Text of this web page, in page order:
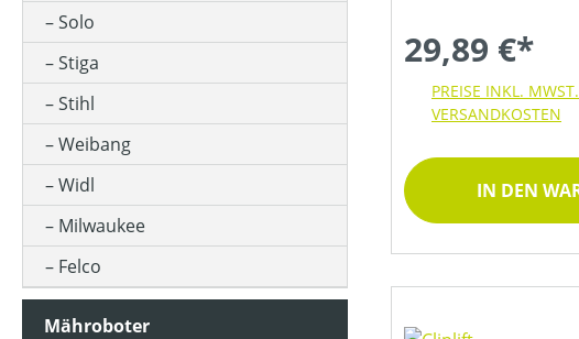
AUSWURFART
BEFESTIGUNG
BETRIEBSART
BÜRSTENDREHZAHL (IN UMDREHUNGEN/MIN)
FAHRANTRIEBSART
Solo
Stiga
Stihl
Weibang
Widl
Milwaukee
Felco
Mähroboter
29,89 €*
PREISE INKL.
VERSANDKOSTEN
IN DEN